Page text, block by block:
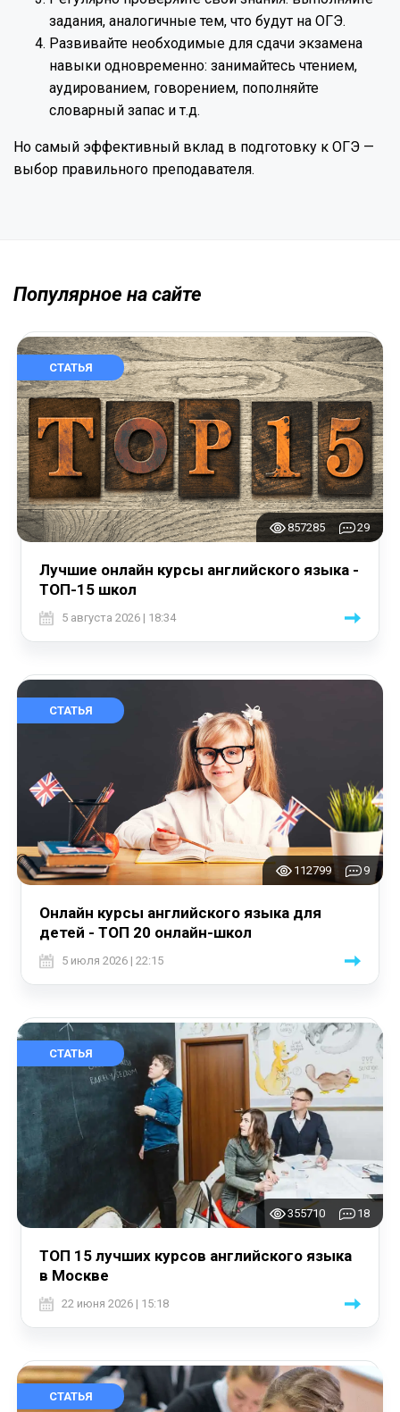
задания, аналогичные тем, что будут на ОГЭ.
Развивайте необходимые для сдачи экзамена
навыки одновременно: занимайтесь чтением,
аудированием, говорением, пополняйте
словарный запас и т.д.
Но самый эффективный вклад в подготовку к ОГЭ —
выбор правильного преподавателя.
Популярное на сайте
СТАТЬЯ
857285 29
Лучшие онлайн курсы английского языка -
ТОП-15 школ
5 августа 2026 | 18:34
СТАТЬЯ
112799 9
Онлайн курсы английского языка для
детей - ТОП 20 онлайн-школ
5 июля 2026 | 22:15
СТАТЬЯ
355710 18
ТОП 15 лучших курсов английского языка
в Москве
22 июня 2026 | 15:18
СТАТЬЯ